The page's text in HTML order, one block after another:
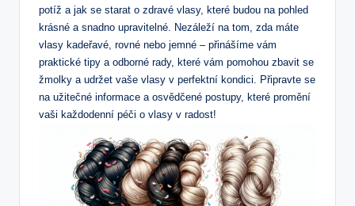
⁢potíž a jak se starat o zdravé ‌vlasy, které budou na⁤ pohled
krásné a snadno upravitelné. Nezáleží⁣ na tom, zda máte
vlasy kadeřavé, ⁤rovné nebo jemné – přinášíme vám
praktické tipy a odborné rady, které vám⁣ pomohou zbavit se
žmolky a ⁢udržet vaše vlasy v perfektní kondici. Připravte se
na užitečné⁢ informace a osvědčené ⁣postupy, které​ promění
vaši každodenní péči⁣ o ‍vlasy v radost!